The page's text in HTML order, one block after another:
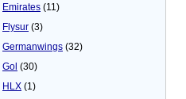
Emirates (11)
Flysur (3)
Germanwings (32)
Gol (30)
HLX (1)